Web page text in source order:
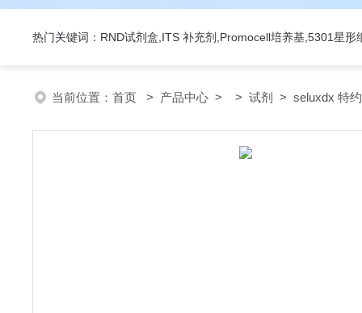
热门关键词：RND试剂盒,ITS 补充剂,Promocell培养基,5301星形
当前位置： 首页 > 产品中心 > > 试剂 > seluxdx 特